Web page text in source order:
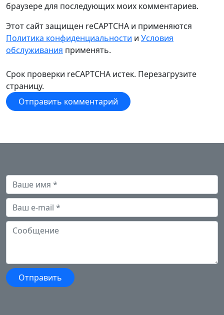
браузере для последующих моих комментариев.
Этот сайт защищен reCAPTCHA и применяются
Политика конфиденциальности и Условия
обслуживания применять.
Срок проверки reCAPTCHA истек. Перезагрузите
страницу.